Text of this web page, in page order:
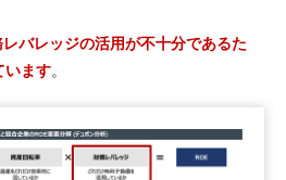
レバレッジの活用が不十分であるた
います。